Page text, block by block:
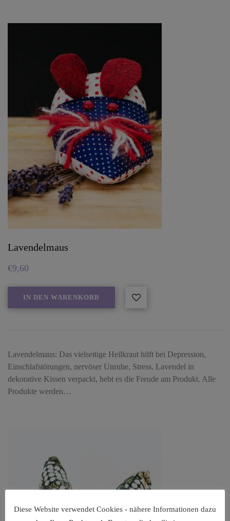
Lavendelmaus
€9,60
IN DEN WARENKORB
Lavendelmaus: Das vielseitige Heilkraut hilft bei Depression,
Einschlafstörungen, nervöser Unruhe, Stress. Lavendel in
dekorative Kissen verpackt, hebt es die Freude am Produkt. Alle
Produkte werden…
Diese Website verwendet Cookies - nähere Informationen dazu